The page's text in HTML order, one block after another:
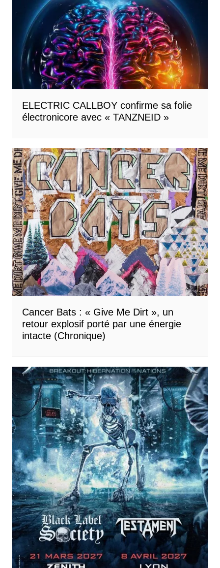
ELECTRIC CALLBOY confirme sa folie
électronicore avec « TANZNEID »
Cancer Bats : « Give Me Dirt », un
retour explosif porté par une énergie
intacte (Chronique)